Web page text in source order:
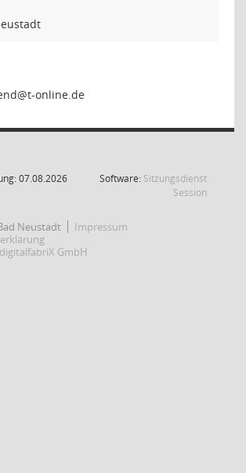
t
07.08.2026
Software: Sitzungsdienst
Session
Neustadt
Impressum
digitalfabriX GmbH